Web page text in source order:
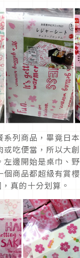
系列商品，畢竟日
或吃便當，所以大
左邊開始是桌巾、
個商品都超級有賞
真的十分划算。